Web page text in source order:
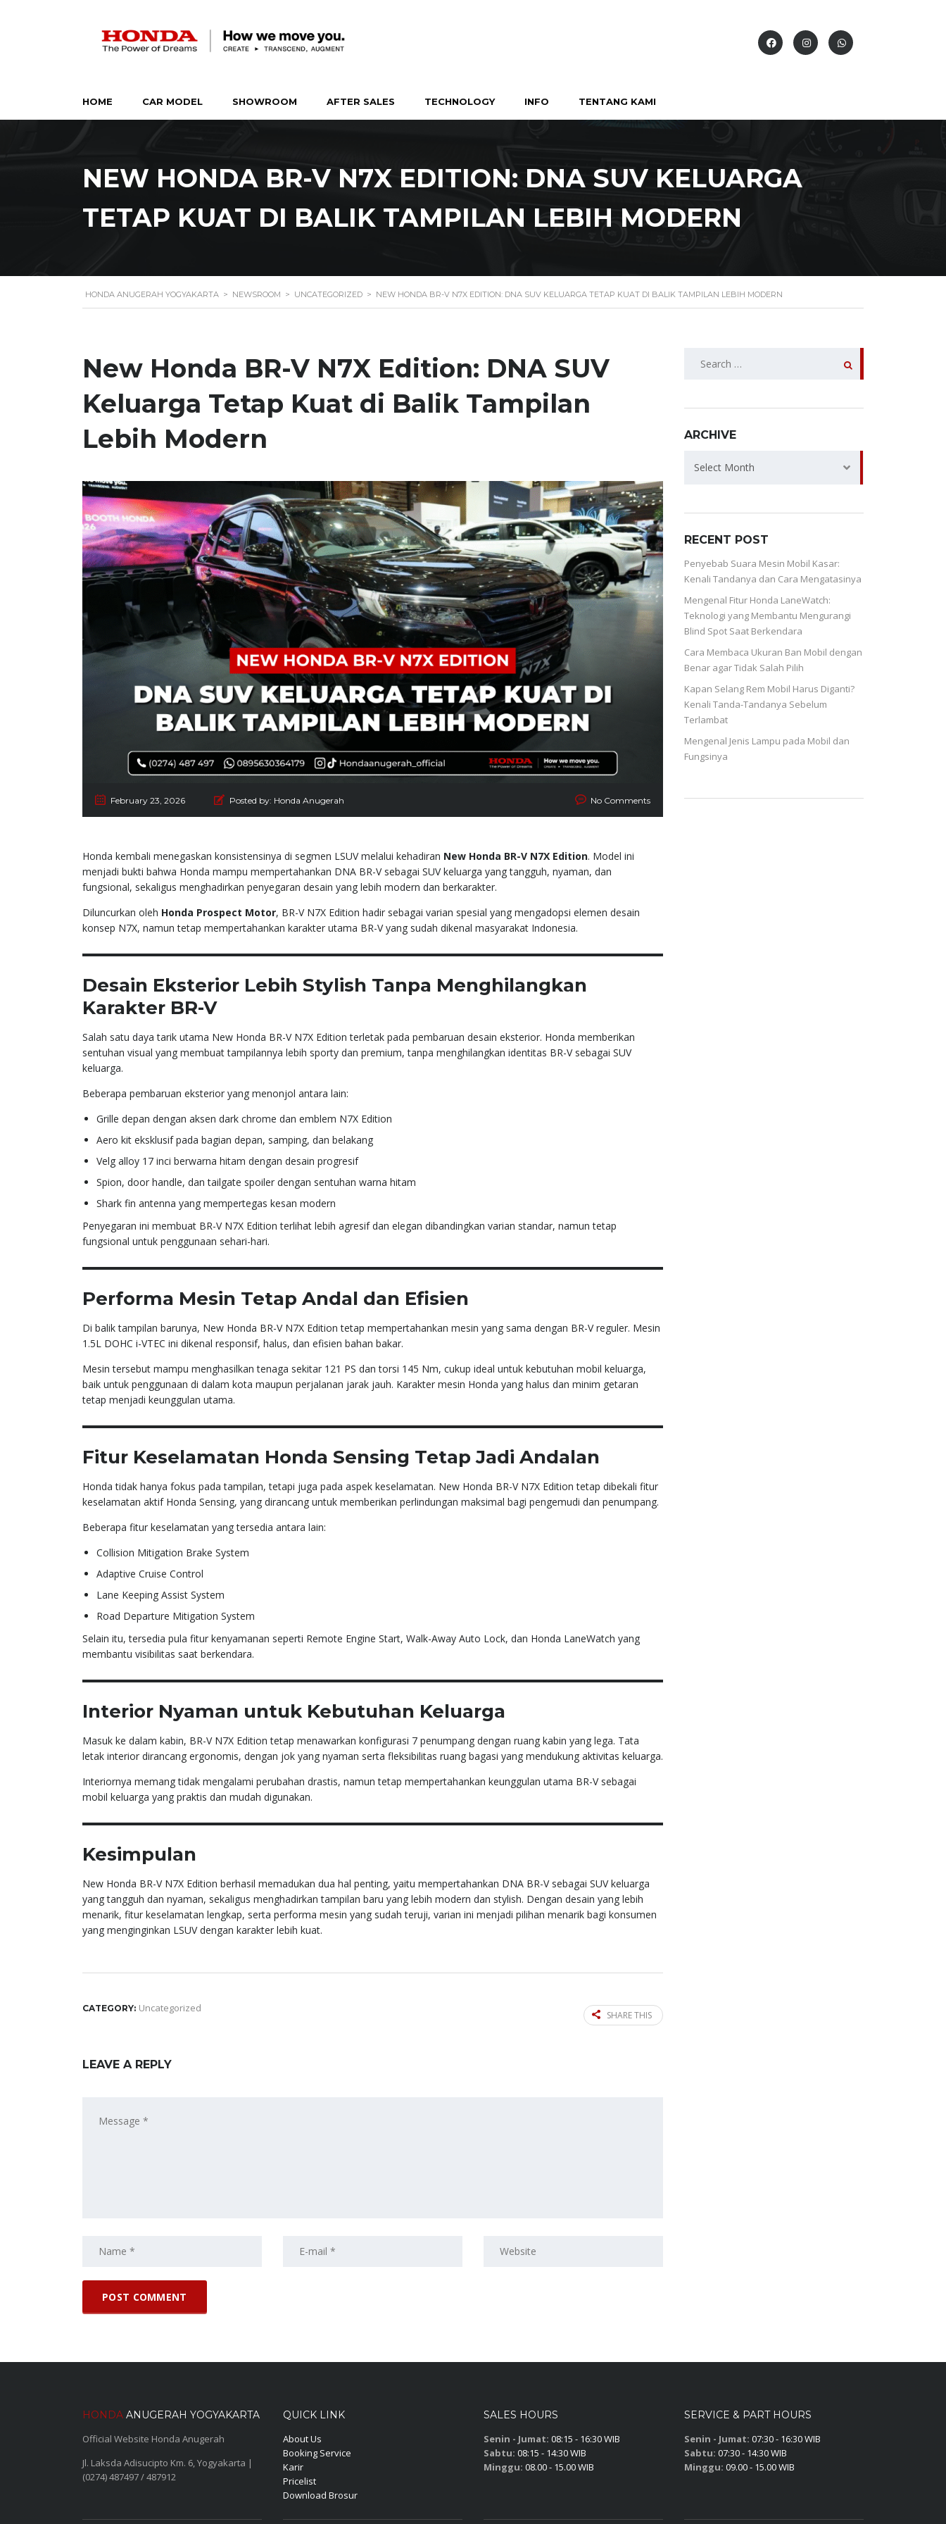
HOME CAR MODEL SHOWROOM AFTER SALES TECHNOLOGY INFO TENTANG KAMI
NEW HONDA BR-V N7X EDITION: DNA SUV KELUARGA
TETAP KUAT DI BALIK TAMPILAN LEBIH MODERN
HONDA ANUGERAH YOGYAKARTA > NEWSROOM > UNCATEGORIZED > NEW HONDA BR-V N7X EDITION: DNA SUV KELUARGA TETAP KUAT DI BALIK TAMPILAN LEBIH MODERN
New Honda BR-V N7X Edition: DNA SUV
Keluarga Tetap Kuat di Balik Tampilan
Lebih Modern
February 23, 2026 Posted by: Honda Anugerah No Comments
Honda kembali menegaskan konsistensinya di segmen LSUV melalui kehadiran New Honda BR-V N7X Edition. Model ini
menjadi bukti bahwa Honda mampu mempertahankan DNA BR-V sebagai SUV keluarga yang tangguh, nyaman, dan
fungsional, sekaligus menghadirkan penyegaran desain yang lebih modern dan berkarakter.
Diluncurkan oleh Honda Prospect Motor, BR-V N7X Edition hadir sebagai varian spesial yang mengadopsi elemen desain
konsep N7X, namun tetap mempertahankan karakter utama BR-V yang sudah dikenal masyarakat Indonesia.
Desain Eksterior Lebih Stylish Tanpa Menghilangkan
Karakter BR-V
Salah satu daya tarik utama New Honda BR-V N7X Edition terletak pada pembaruan desain eksterior. Honda memberikan
sentuhan visual yang membuat tampilannya lebih sporty dan premium, tanpa menghilangkan identitas BR-V sebagai SUV
keluarga.
Beberapa pembaruan eksterior yang menonjol antara lain:
Grille depan dengan aksen dark chrome dan emblem N7X Edition
Aero kit eksklusif pada bagian depan, samping, dan belakang
Velg alloy 17 inci berwarna hitam dengan desain progresif
Spion, door handle, dan tailgate spoiler dengan sentuhan warna hitam
Shark fin antenna yang mempertegas kesan modern
Penyegaran ini membuat BR-V N7X Edition terlihat lebih agresif dan elegan dibandingkan varian standar, namun tetap
fungsional untuk penggunaan sehari-hari.
Performa Mesin Tetap Andal dan Efisien
Di balik tampilan barunya, New Honda BR-V N7X Edition tetap mempertahankan mesin yang sama dengan BR-V reguler. Mesin
1.5L DOHC i-VTEC ini dikenal responsif, halus, dan efisien bahan bakar.
Mesin tersebut mampu menghasilkan tenaga sekitar 121 PS dan torsi 145 Nm, cukup ideal untuk kebutuhan mobil keluarga,
baik untuk penggunaan di dalam kota maupun perjalanan jarak jauh. Karakter mesin Honda yang halus dan minim getaran
tetap menjadi keunggulan utama.
Fitur Keselamatan Honda Sensing Tetap Jadi Andalan
Honda tidak hanya fokus pada tampilan, tetapi juga pada aspek keselamatan. New Honda BR-V N7X Edition tetap dibekali fitur
keselamatan aktif Honda Sensing, yang dirancang untuk memberikan perlindungan maksimal bagi pengemudi dan penumpang.
Beberapa fitur keselamatan yang tersedia antara lain:
Collision Mitigation Brake System
Adaptive Cruise Control
Lane Keeping Assist System
Road Departure Mitigation System
Selain itu, tersedia pula fitur kenyamanan seperti Remote Engine Start, Walk-Away Auto Lock, dan Honda LaneWatch yang
membantu visibilitas saat berkendara.
Interior Nyaman untuk Kebutuhan Keluarga
Masuk ke dalam kabin, BR-V N7X Edition tetap menawarkan konfigurasi 7 penumpang dengan ruang kabin yang lega. Tata
letak interior dirancang ergonomis, dengan jok yang nyaman serta fleksibilitas ruang bagasi yang mendukung aktivitas keluarga.
Interiornya memang tidak mengalami perubahan drastis, namun tetap mempertahankan keunggulan utama BR-V sebagai
mobil keluarga yang praktis dan mudah digunakan.
Kesimpulan
New Honda BR-V N7X Edition berhasil memadukan dua hal penting, yaitu mempertahankan DNA BR-V sebagai SUV keluarga
yang tangguh dan nyaman, sekaligus menghadirkan tampilan baru yang lebih modern dan stylish. Dengan desain yang lebih
menarik, fitur keselamatan lengkap, serta performa mesin yang sudah teruji, varian ini menjadi pilihan menarik bagi konsumen
yang menginginkan LSUV dengan karakter lebih kuat.
CATEGORY: Uncategorized
SHARE THIS
LEAVE A REPLY
SEARCH
ARCHIVE
ARCHIVE
Select Month
RECENT POST
Penyebab Suara Mesin Mobil Kasar:
Kenali Tandanya dan Cara Mengatasinya
Mengenal Fitur Honda LaneWatch:
Teknologi yang Membantu Mengurangi
Blind Spot Saat Berkendara
Cara Membaca Ukuran Ban Mobil dengan
Benar agar Tidak Salah Pilih
Kapan Selang Rem Mobil Harus Diganti?
Kenali Tanda-Tandanya Sebelum
Terlambat
Mengenal Jenis Lampu pada Mobil dan
Fungsinya
HONDA ANUGERAH YOGYAKARTA
Official Website Honda Anugerah
Jl. Laksda Adisucipto Km. 6, Yogyakarta |
(0274) 487497 / 487912
QUICK LINK
About Us
Booking Service
Karir
Pricelist
Download Brosur
SALES HOURS
Senin - Jumat: 08:15 - 16:30 WIB
Sabtu: 08:15 - 14:30 WIB
Minggu: 08.00 - 15.00 WIB
SERVICE & PART HOURS
Senin - Jumat: 07:30 - 16:30 WIB
Sabtu: 07:30 - 14:30 WIB
Minggu: 09.00 - 15.00 WIB